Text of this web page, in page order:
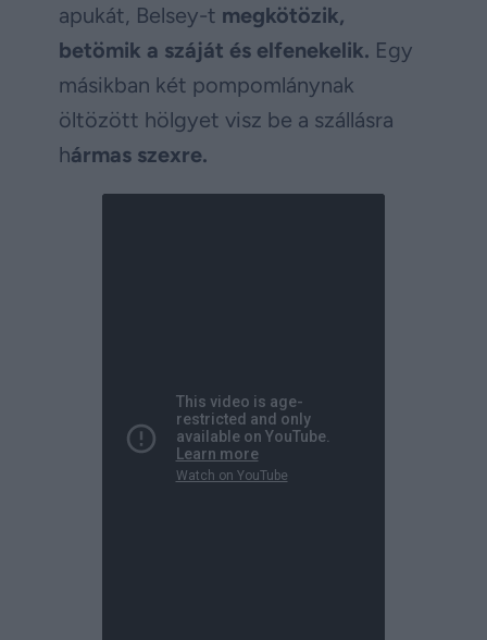
apukát, Belsey-t megkötözik,
betömik a száját és elfenekelik. Egy
másikban két pompomlánynak
öltözött hölgyet visz be a szállásra
hármas szexre.